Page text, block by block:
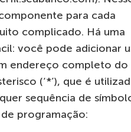
para cada
complicado. Há uma
você pode adicionar
endereço completo do
(‘*’), que é
sequência de
programação: